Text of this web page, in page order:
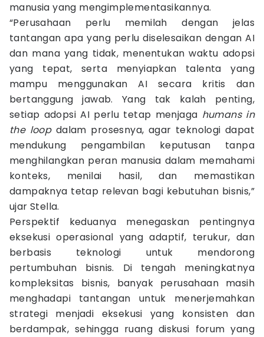
manusia yang mengimplementasikannya.
“Perusahaan perlu memilah dengan jelas
tantangan apa yang perlu diselesaikan dengan AI
dan mana yang tidak, menentukan waktu adopsi
yang tepat, serta menyiapkan talenta yang
mampu menggunakan AI secara kritis dan
bertanggung jawab. Yang tak kalah penting,
setiap adopsi AI perlu tetap menjaga humans in
the loopdalam prosesnya, agar teknologi dapat
mendukung pengambilan keputusan tanpa
menghilangkan peran manusia dalam memahami
konteks, menilai hasil, dan memastikan
dampaknya tetap relevan bagi kebutuhan bisnis,”
ujar Stella.
Perspektif keduanya menegaskan pentingnya
eksekusi operasional yang adaptif, terukur, dan
berbasis teknologi untuk mendorong
pertumbuhan bisnis. Di tengah meningkatnya
kompleksitas bisnis, banyak perusahaan masih
menghadapi tantangan untuk menerjemahkan
strategi menjadi eksekusi yang konsisten dan
berdampak, sehingga ruang diskusi forum yang